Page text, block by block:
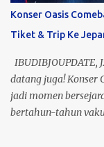
Indonesia. Nggak
bahwa musik
buat kamu yang
lewat platform
live di atas
Konser Oasis
Tiket & Trip Ke
datang juga! Konser
jadi momen
bertahun-tahun